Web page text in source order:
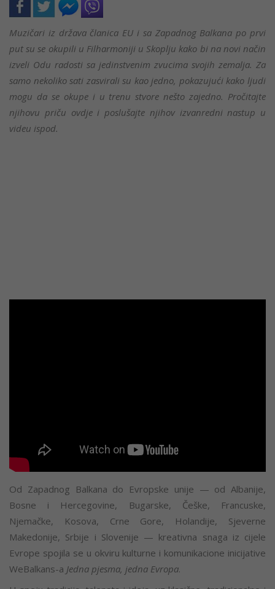
Muzičari iz država članica EU i sa Zapadnog Balkana po prvi
put su se okupili u Filharmoniji u Skoplju kako bi na novi način
izveli Odu radosti sa jedinstvenim zvucima svojih zemalja. Za
samo nekoliko sati zasvirali su kao jedno, pokazujući kako ljudi
mogu da se okupe i u trenu stvore nešto zajedno. Pročitajte
njihovu priču ovdje i poslušajte njihov izvanredni nastup u
videu ispod.
Od Zapadnog Balkana do Evropske unije — od Albanije,
Bosne i Hercegovine, Bugarske, Češke, Francuske,
Njemačke, Kosova, Crne Gore, Holandije, Sjeverne
Makedonije, Srbije i Slovenije — kreativna snaga iz cijele
Evrope spojila se u okviru kulturne i komunikacione inicijative
WeBalkans-a Jedna pjesma, jedna Evropa.